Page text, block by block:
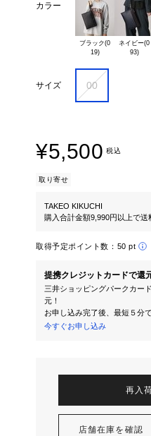
カラー
ブラック(0
19)
ネイビー(0
93)
サイズ 00
¥5,500 税込
取り寄せ
TAKEO KIKUCHI
購入合計金額9,990円以上で送
取得予定ポイント数： 50 pt
提携クレジットカードで還
三井ショッピングパークカー
元！
お申し込み完了後、最短５分
今すぐお申し込み
再入
店舗在庫を確認